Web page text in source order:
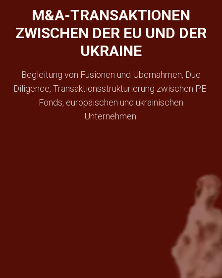
M&A-TRANSAKTIONEN
ZWISCHEN DER EU UND DER
UKRAINE
Begleitung von Fusionen und Übernahmen, Due
Diligence, Transaktionsstrukturierung zwischen PE-
Fonds, europäischen und ukrainischen
Unternehmen.